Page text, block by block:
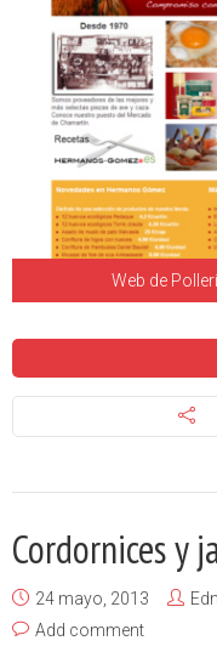
Web de
Cordornices y
24 mayo, 2013
Add comment